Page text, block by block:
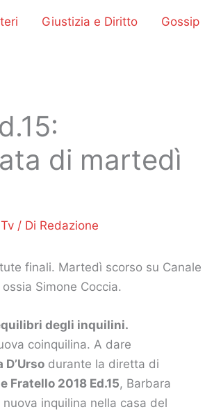
Giustizia e Diritto Gossip
di martedì
Tv / Di Redazione
finali. Martedì scorso su Canale
Simone Coccia.
degli inquilini.
coinquilina. A dare
D’Urso durante la diretta di
Fratello 2018 Ed.15, Barbara
inquilina nella casa del